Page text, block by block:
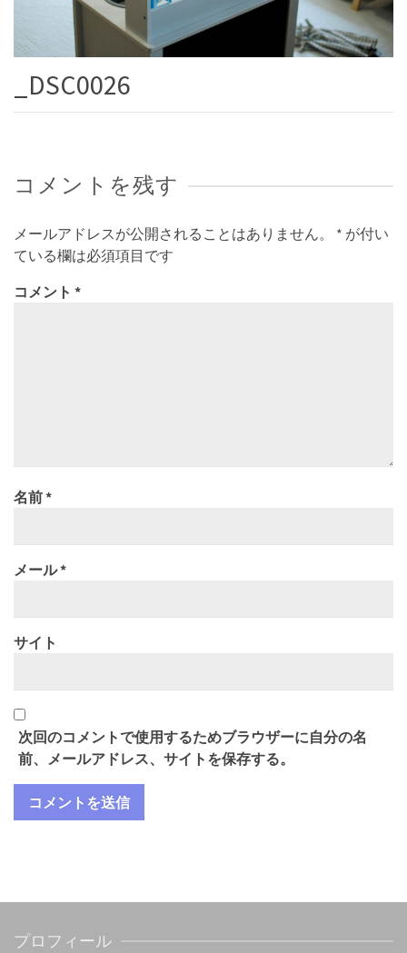
_DSC0026
コメントを残す
メールアドレスが公開されることはありません。 * が付い
ている欄は必須項目です
コメント *
名前*
メール*
サイト
次回のコメントで使用するためブラウザーに自分の名
前、メールアドレス、サイトを保存する。
プロフィール